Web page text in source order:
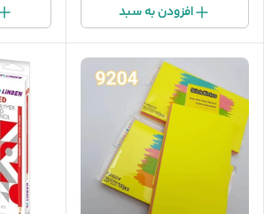
افزودن به سبد